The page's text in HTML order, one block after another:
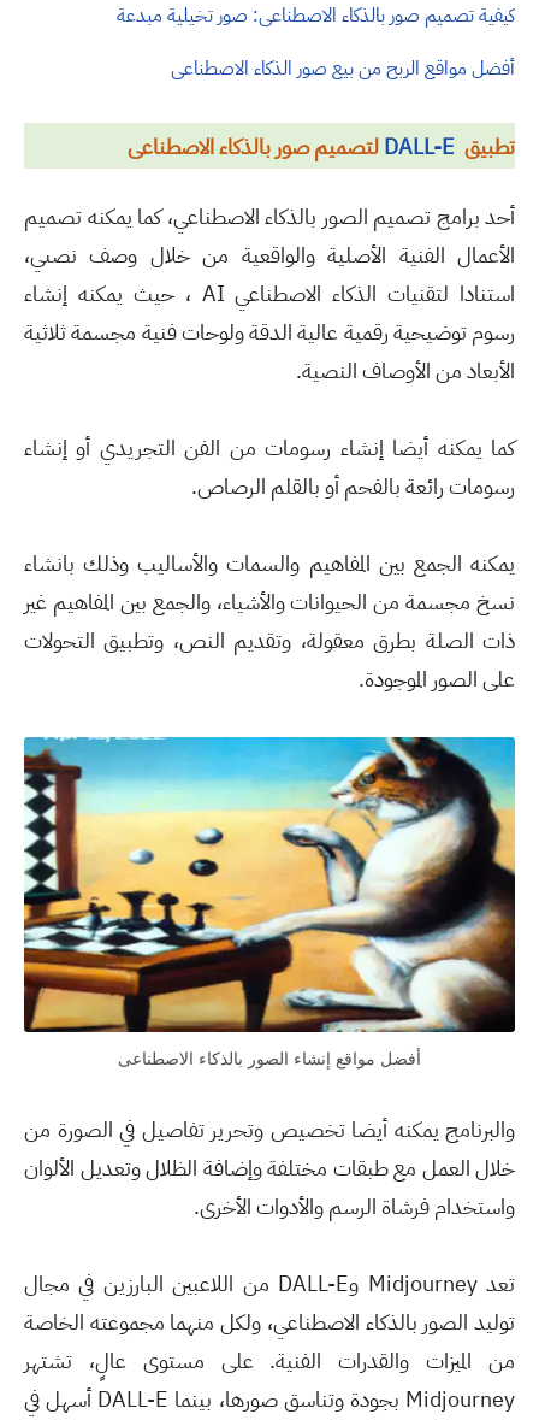
كيفية تصميم صور بالذكاء الاصطناعى: صور تخيلية مبدعة
أفضل مواقع الربح من بيع صور الذكاء الاصطناعى
تطبيق DALL-Eلتصميم صور بالذكاء الاصطناعى
أحد برامج تصميم الصور بالذكاء الاصطناعي، كما يمكنه تصميم
الأعمال الفنية الأصلية والواقعية من خلال وصف نصىي،
استنادا لتقنيات الذكاء الاصطناعي AI ، حيث يمكنه إنشاء
رسوم توضيحية رقمية عالية الدقة ولوحات فنية مجسمة ثلاثية
الأبعاد من الأوصاف النصية.
كما يمكنه أيضا إنشاء رسومات من الفن التجريدي أو إنشاء
رسومات رائعة بالفحم أو بالقلم الرصاص.
يمكنه الجمع بين المفاهيم والسمات والأساليب وذلك بانشاء
نسخ مجسمة من الحيوانات والأشياء، والجمع بين المفاهيم غير
ذات الصلة بطرق معقولة، وتقديم النص، وتطبيق التحولات
على الصور الموجودة.
أفضل مواقع إنشاء الصور بالذكاء الاصطناعى
والبرنامج يمكنه أيضا تخصيص وتحرير تفاصيل في الصورة من
خلال العمل مع طبقات مختلفة وإضافة الظلال وتعديل الألوان
واستخدام فرشاة الرسم والأدوات الأخرى.
تعد Midjourney وDALL-E من اللاعبين البارزين في مجال
توليد الصور بالذكاء الاصطناعي، ولكل منهما مجموعته الخاصة
من الميزات والقدرات الفنية. على مستوى عالٍ، تشتهر
Midjourney بجودة وتناسق صورها، بينما DALL-E أسهل في